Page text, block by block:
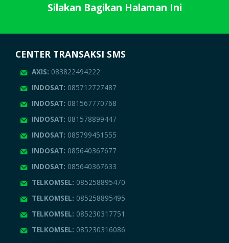
Silakan Bagikan Halaman Ini
CENTER TRANSAKSI SMS
AXIS: 083822494222
INDOSAT: 085712727487
INDOSAT: 081567770768
INDOSAT: 081578899447
INDOSAT: 085799451555
INDOSAT: 085640367677
INDOSAT: 085640367633
TELKOMSEL: 085258895470
TELKOMSEL: 085258895495
TELKOMSEL: 085230317751
TELKOMSEL: 085230316086